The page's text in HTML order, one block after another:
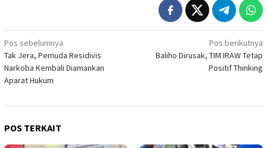
Navigasi
pos
Pos sebelumnya
Tak Jera, Pemuda Residivis
Narkoba Kembali Diamankan
Aparat Hukum
Pos berikutnya
Baliho Dirusak, TIM IRAW Tetap
Positif Thinking
POS TERKAIT